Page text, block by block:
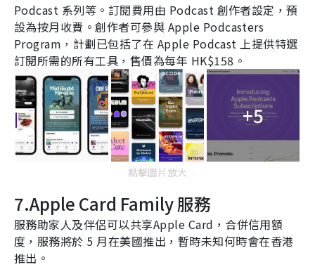
Podcast 系列等。訂閱費用由 Podcast 創作者設定，預
設為按月收費。創作者可參與 Apple Podcasters
Program ，計劃已包括了在 Apple Podcast上提供特選
訂閱所需的所有工具，售價為每年 HK$158 。
+5
點擊圖片放大
7.Apple Card Family服務
服務助家人及伴侶可以共享Apple Card ，合併信用額
度，服務將於 5 月在美國推出，暫時未知何時會在香港
推出。